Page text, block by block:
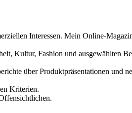
Interessen. Mein Online-
Kultur, Fashion und ausgewählten
über Produktpräsentationen und
Kriterien.